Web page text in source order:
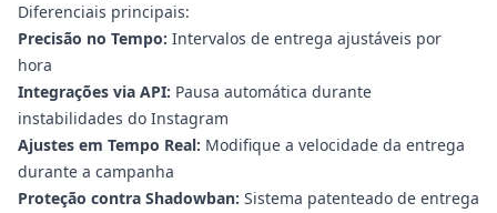
Diferenciais principais:
Precisão no Tempo: Intervalos de entrega ajustáveis por
hora
Integrações via API: Pausa automática durante
instabilidades do Instagram
Ajustes em Tempo Real: Modifique a velocidade da entrega
durante a campanha
Proteção contra Shadowban: Sistema patenteado de entrega